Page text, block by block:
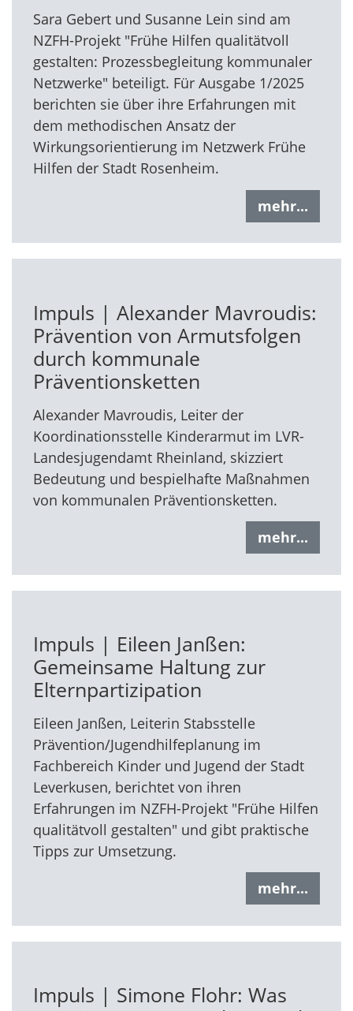
Sara Gebert und Susanne Lein sind am
NZFH-Projekt "Frühe Hilfen qualitätvoll
gestalten: Prozessbegleitung kommunaler
Netzwerke" beteiligt. Für Ausgabe 1/2025
berichten sie über ihre Erfahrungen mit
dem methodischen Ansatz der
Wirkungsorientierung im Netzwerk Frühe
Hilfen der Stadt Rosenheim.
mehr...
Impuls | Alexander Mavroudis:
Prävention von Armutsfolgen
durch kommunale
Präventionsketten
Alexander Mavroudis, Leiter der
Koordinationsstelle Kinderarmut im LVR-
Landesjugendamt Rheinland, skizziert
Bedeutung und bespielhafte Maßnahmen
von kommunalen Präventionsketten.
mehr...
Impuls | Eileen Janßen:
Gemeinsame Haltung zur
Elternpartizipation
Eileen Janßen, Leiterin Stabsstelle
Prävention/Jugendhilfeplanung im
Fachbereich Kinder und Jugend der Stadt
Leverkusen, berichtet von ihren
Erfahrungen im NZFH-Projekt "Frühe Hilfen
qualitätvoll gestalten" und gibt praktische
Tipps zur Umsetzung.
mehr...
Impuls | Simone Flohr: Was